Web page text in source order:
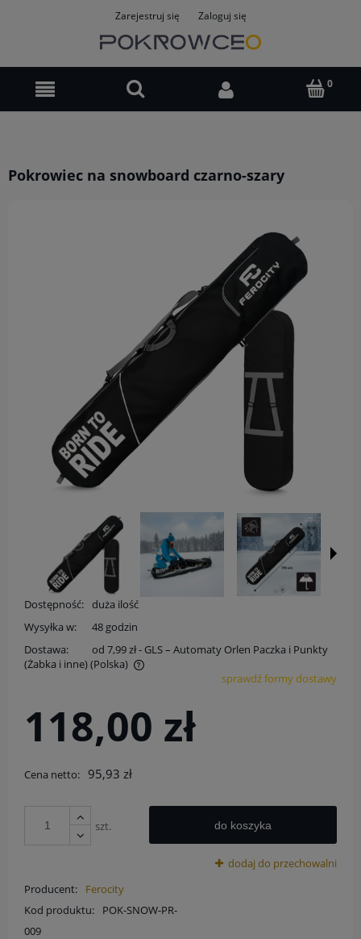
Zarejestruj się Zaloguj się
Pokrowiec na snowboard czarno-szary
Dostępność: duża ilość
Wysyłka w:
48 godzin
Dostawa:
od 7,99 zł- GLS – Automaty Orlen Paczka i Punkty
(Żabka i inne)(Polska)
Cena nie zawiera ewentualnych kosztów płatnościsprawdź formy dostawy
118,00 zł
Cena netto: 95,93 zł
szt. do koszyka
dodaj do przechowalni
Producent:
Ferocity
Kod produktu:
POK-SNOW-PR-
009